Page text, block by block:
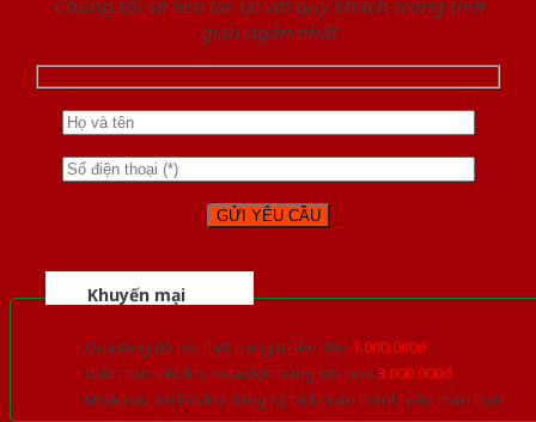
Chúng tôi sẽ liên lạc lại với quý khách trong thời
gian ngắn nhất
Khuyến mại
Quà tặng đồ nội thất trang trí lên đến 1.000.000đ
Giảm trực tiếp khi mua đơn hàng lớn hơn 3.000.000đ
Nhiều ưu đãi lớn khi đăng ký tài khoản thành viên thân thiết